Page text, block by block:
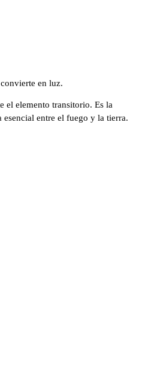
en luz.
el elemento transitorio. Es la
entre el fuego y la tierra.